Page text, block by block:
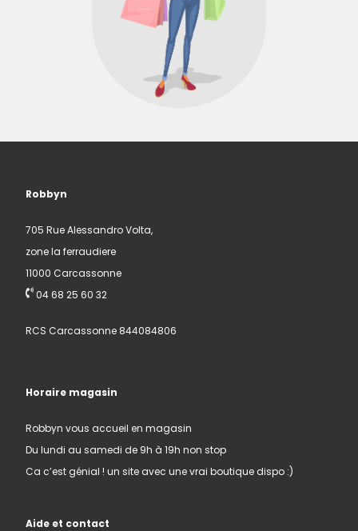
Robbyn
705 Rue Alessandro Volta,
zone la ferraudiere
11000 Carcassonne
04 68 25 60 32
RCS Carcassonne 844084806
Horaire magasin
Robbyn vous accueil en magasin
Du lundi au samedi de 9h à 19h non stop
Ca c’est génial ! un site avec une vrai boutique dispo :)
Aide et contact